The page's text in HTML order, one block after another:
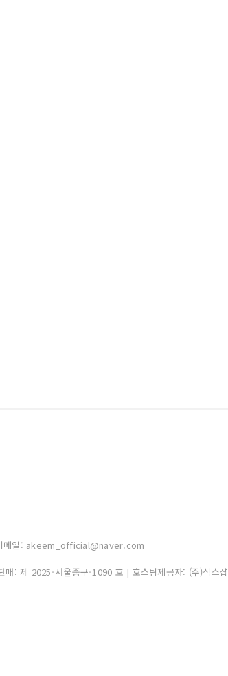
메일: akeem_official@naver.com
매: 제 2025-서울중구-1090 호 | 호스팅제공자: (주)식스샵